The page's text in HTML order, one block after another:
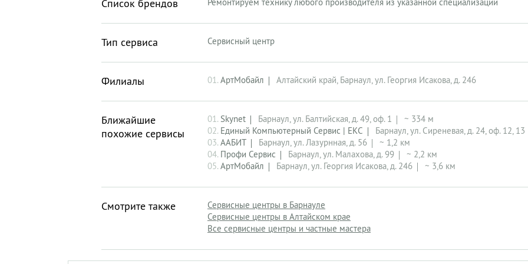
Список брендов
Тип сервиса Сервисный центр
Филиалы 01. АртМобайл Алтайский край, Барнаул, ул. Георгия Исакова, д. 246
Ближайшие
похожие сервисы
01. Skynet Барнаул, ул. Балтийская, д. 49, оф. 1
~ 334 м
02. Единый Компьютерный Сервис | ЕКС Барнаул, ул. Сиреневая, д. 24, оф. 12, 13
03. ААБИТ Барнаул, ул. Лазурнная, д. 56
~ 1,2 км
04. Профи Сервис Барнаул, ул. Малахова, д. 99
~ 2,2 км
05. АртМобайл Барнаул, ул. Георгия Исакова, д. 246 ~ 3,6 км
Смотрите также
Сервисные центры в Барнауле
Сервисные центры в Алтайском крае
Все сервисные центры и частные мастера